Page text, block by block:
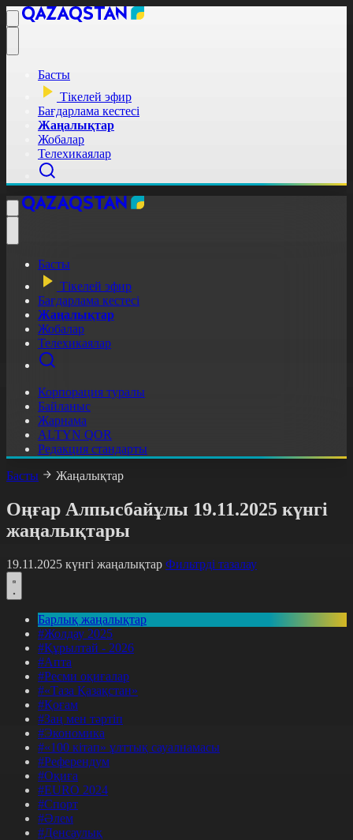
Басты
Тікелей эфир
Бағдарлама кестесі
Жаңалықтар
Жобалар
Телехикаялар
Басты
Тікелей эфир
Бағдарлама кестесі
Жаңалықтар
Жобалар
Телехикаялар
Корпорация туралы
Байланыс
Жарнама
ALTYN QOR
Редакция стандарты
Басты
Жаңалықтар
Оңғар Алпысбайұлы 19.11.2025 күнгі
жаңалықтары
19.11.2025 күнгі жаңалықтар Фильтрді тазалау
Барлық жаңалықтар
#Жолдау 2025
#Құрылтай - 2026
#Апта
#Ресми оқиғалар
#«Таза Қазақстан»
#Қоғам
#Заң мен тәртіп
#Экономика
#«100 кітап» ұлттық сауалнамасы
#Референдум
#Оқиға
#EURO 2024
#Спорт
#Әлем
#Денсаулық